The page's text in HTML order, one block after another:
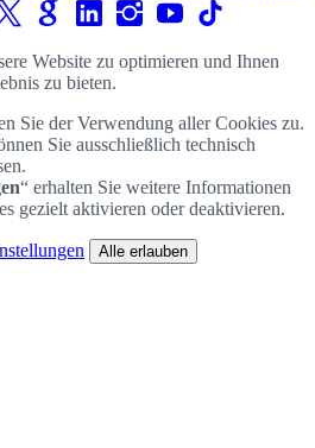
Website zu optimieren und Ihnen
zu bieten.
Sie der Verwendung aller Cookies zu.
Sie ausschließlich technisch
“ erhalten Sie weitere Informationen
gezielt aktivieren oder deaktivieren.
Alle erlauben